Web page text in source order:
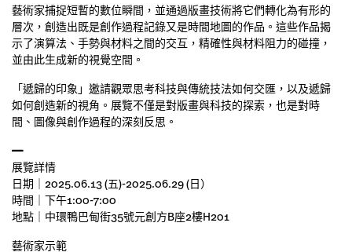
藝術家捕捉短暫的數位瞬間，並通過版畫技術將它們轉化為有形的
層次，創造出既是創作過程記錄又是時間地圖的作品。這些作品揭
示了演算法、手勢與材料之間的交互，精確性與材料阻力的碰撞，
並由此生成新的視覺空間。
「遞歸的印象」邀請觀眾思考科技與傳統技法如何交匯，以及遞歸
如何創造新的視角。展覽不僅是對版畫與科技的探索，也是對時
間、圖像與創作過程的深刻反思。
━
展覽詳情
日期｜2025.06.13 (五)-2025.06.29 (日）
時間｜下午1:00-7:00
地點｜中環鴨巴甸街35號元創方B座2樓H201
藝術家示範